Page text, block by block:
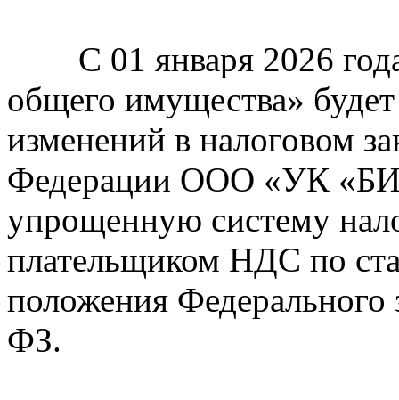
С 01 января 2026 года
общего имущества»
изменений в налоговом
Федерации ООО «УК
упрощенную систему
плательщиком НДС по
положения
ФЗ.